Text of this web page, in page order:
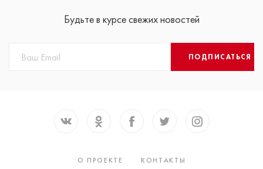
Будьте в курсе свежих новостей
ПОДПИСАТЬСЯ
О ПРОЕКТЕ
КОНТАКТЫ